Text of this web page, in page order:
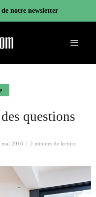
de notre newsletter
Menu
questions
mai 2016 2 minutes de lecture